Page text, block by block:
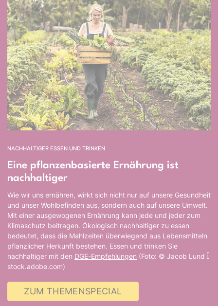
NACHHALTIGER ESSEN UND TRINKEN
Eine pflanzenbasierte Ernährung ist
nachhaltiger
Wie wir uns ernähren, wirkt sich nicht nur auf unsere Gesundheit
und unser Wohlbefinden aus, sondern auch auf unsere Umwelt.
Mit einer ausgewogenen Ernährung kann jede und jeder zum
Klimaschutz beitragen. Ökologisch nachhaltiger zu essen
bedeutet, dass die Mahlzeiten überwiegend aus Lebensmitteln
pflanzlicher Herkunft bestehen. Essen und trinken Sie
nachhaltiger mit den DGE-Empfehlungen (Foto: © Jacob Lund ꟾ
stock.adobe.com)
ZUM THEMENSPECIAL